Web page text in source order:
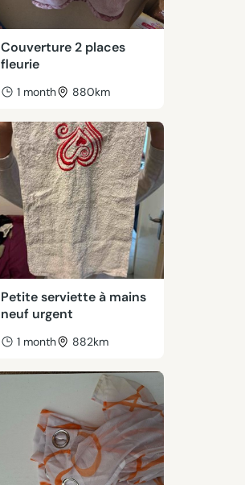
Couverture 2 places
fleurie
1 month 880km
Petite serviette à mains
neuf urgent
1 month 882km